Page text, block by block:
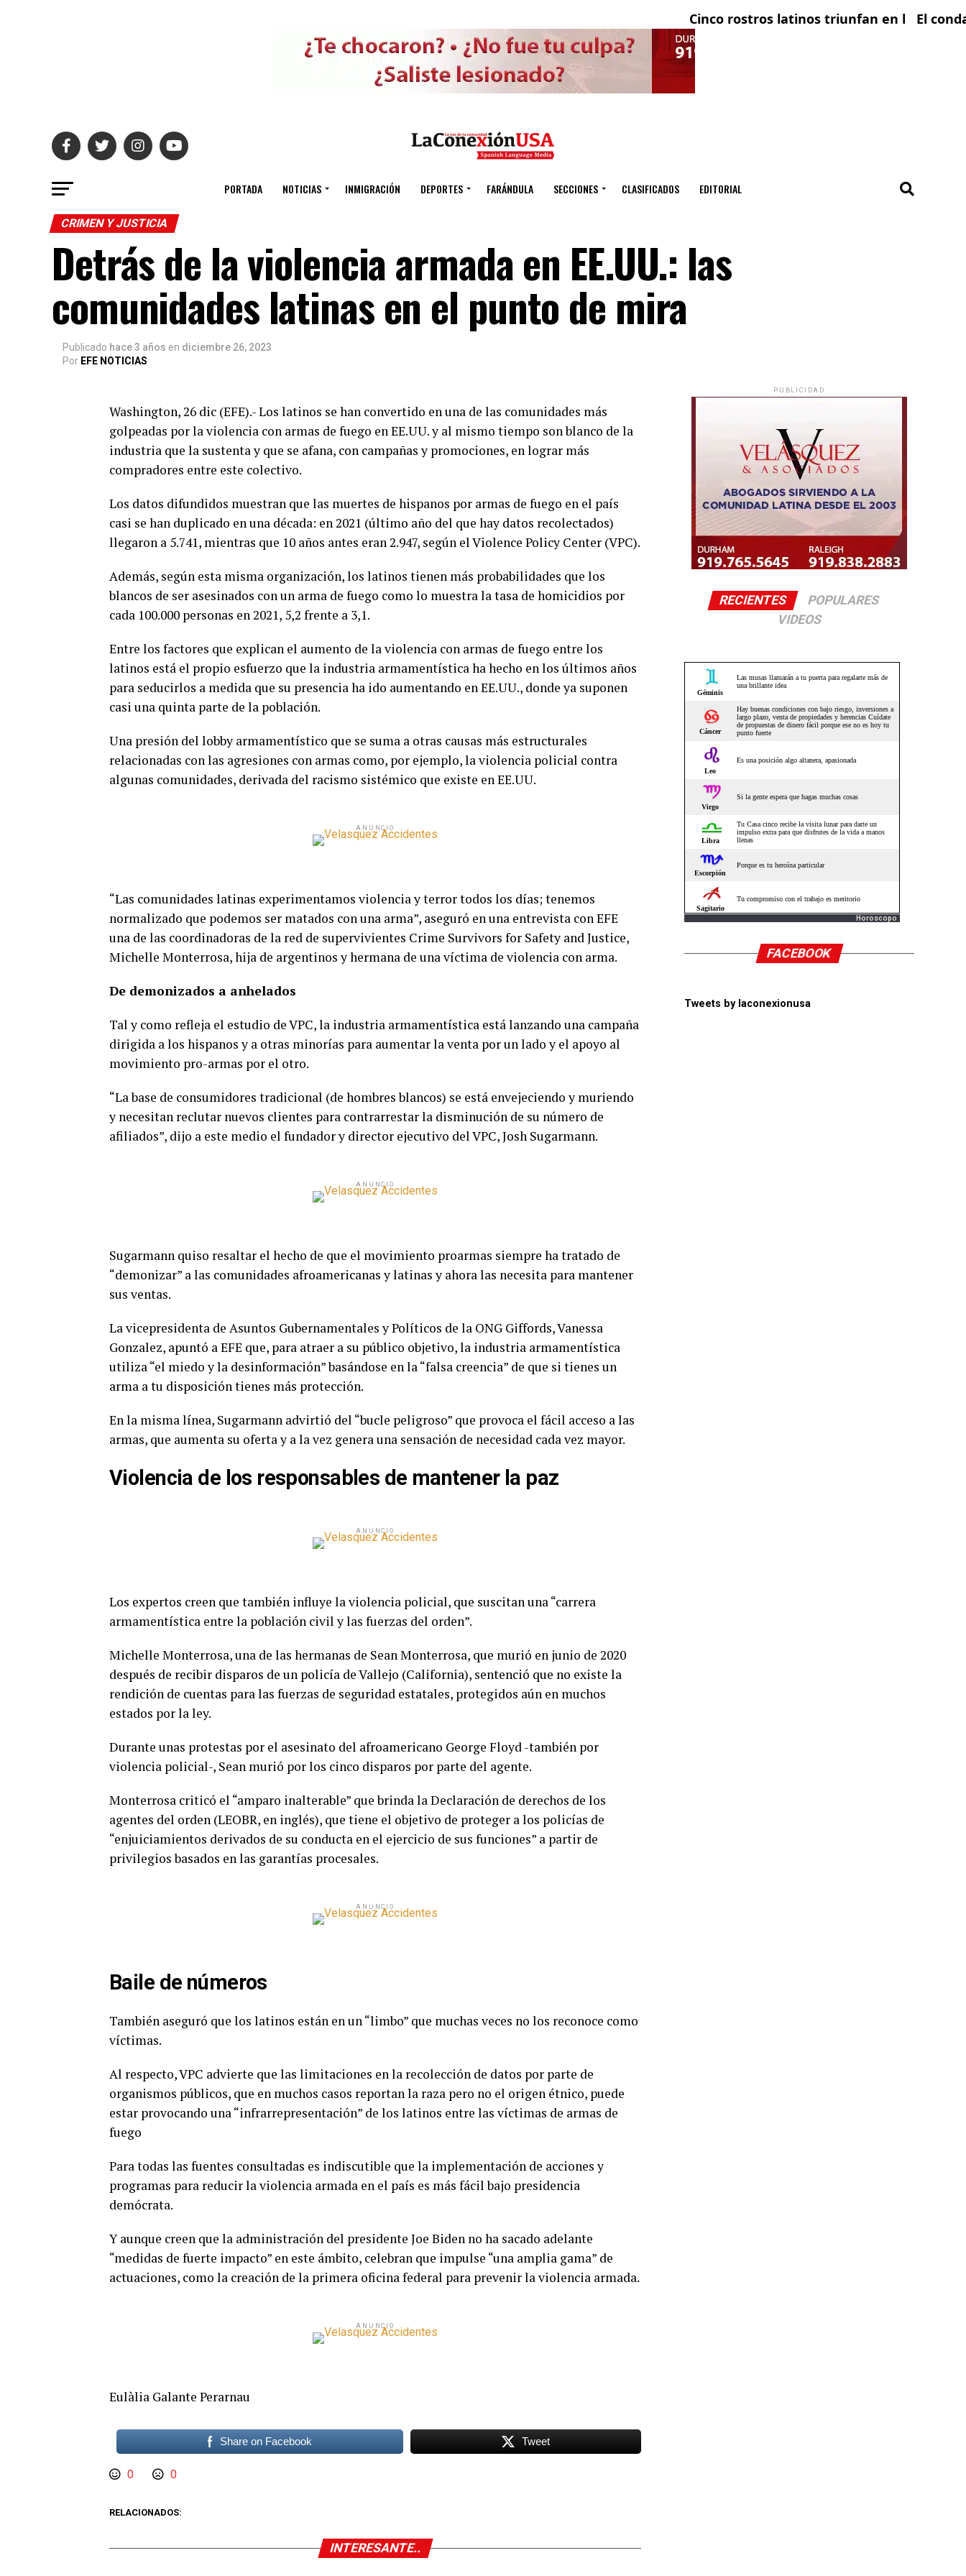
Cinco rostros latinos triunfan en la televisión
El condado
PORTADA NOTICIAS INMIGRACIÓN DEPORTES FARÁNDULA SECCIONES CLASIFICADOS EDITORIAL
CRIMEN Y JUSTICIA
Detrás de la violencia armada en EE.UU.: las
comunidades latinas en el punto de mira
Publicado hace 3 años en diciembre 26, 2023
Por EFE NOTICIAS
Washington, 26 dic (EFE).- Los latinos se han convertido en una de las comunidades más
golpeadas por la violencia con armas de fuego en EE.UU. y al mismo tiempo son blanco de la
industria que la sustenta y que se afana, con campañas y promociones, en lograr más
compradores entre este colectivo.
Los datos difundidos muestran que las muertes de hispanos por armas de fuego en el país
casi se han duplicado en una década: en 2021 (último año del que hay datos recolectados)
llegaron a 5.741, mientras que 10 años antes eran 2.947, según el Violence Policy Center (VPC).
Además, según esta misma organización, los latinos tienen más probabilidades que los
blancos de ser asesinados con un arma de fuego como lo muestra la tasa de homicidios por
cada 100.000 personas en 2021, 5,2 frente a 3,1.
Entre los factores que explican el aumento de la violencia con armas de fuego entre los
latinos está el propio esfuerzo que la industria armamentística ha hecho en los últimos años
para seducirlos a medida que su presencia ha ido aumentando en EE.UU., donde ya suponen
casi una quinta parte de la población.
Una presión del lobby armamentístico que se suma a otras causas más estructurales
relacionadas con las agresiones con armas como, por ejemplo, la violencia policial contra
algunas comunidades, derivada del racismo sistémico que existe en EE.UU.
ANUNCIO
“Las comunidades latinas experimentamos violencia y terror todos los días; tenemos
normalizado que podemos ser matados con una arma”, aseguró en una entrevista con EFE
una de las coordinadoras de la red de supervivientes Crime Survivors for Safety and Justice,
Michelle Monterrosa, hija de argentinos y hermana de una víctima de violencia con arma.
De demonizados a anhelados
Tal y como refleja el estudio de VPC, la industria armamentística está lanzando una campaña
dirigida a los hispanos y a otras minorías para aumentar la venta por un lado y el apoyo al
movimiento pro-armas por el otro.
“La base de consumidores tradicional (de hombres blancos) se está envejeciendo y muriendo
y necesitan reclutar nuevos clientes para contrarrestar la disminución de su número de
afiliados”, dijo a este medio el fundador y director ejecutivo del VPC, Josh Sugarmann.
ANUNCIO
Sugarmann quiso resaltar el hecho de que el movimiento proarmas siempre ha tratado de
“demonizar” a las comunidades afroamericanas y latinas y ahora las necesita para mantener
sus ventas.
La vicepresidenta de Asuntos Gubernamentales y Políticos de la ONG Giffords, Vanessa
Gonzalez, apuntó a EFE que, para atraer a su público objetivo, la industria armamentística
utiliza “el miedo y la desinformación” basándose en la “falsa creencia” de que si tienes un
arma a tu disposición tienes más protección.
En la misma línea, Sugarmann advirtió del “bucle peligroso” que provoca el fácil acceso a las
armas, que aumenta su oferta y a la vez genera una sensación de necesidad cada vez mayor.
Violencia de los responsables de mantener la paz
ANUNCIO
Los expertos creen que también influye la violencia policial, que suscitan una “carrera
armamentística entre la población civil y las fuerzas del orden”.
Michelle Monterrosa, una de las hermanas de Sean Monterrosa, que murió en junio de 2020
después de recibir disparos de un policía de Vallejo (California), sentenció que no existe la
rendición de cuentas para las fuerzas de seguridad estatales, protegidos aún en muchos
estados por la ley.
Durante unas protestas por el asesinato del afroamericano George Floyd -también por
violencia policial-, Sean murió por los cinco disparos por parte del agente.
Monterrosa criticó el “amparo inalterable” que brinda la Declaración de derechos de los
agentes del orden (LEOBR, en inglés), que tiene el objetivo de proteger a los policías de
“enjuiciamientos derivados de su conducta en el ejercicio de sus funciones” a partir de
privilegios basados en las garantías procesales.
ANUNCIO
Baile de números
También aseguró que los latinos están en un “limbo” que muchas veces no los reconoce como
víctimas.
Al respecto, VPC advierte que las limitaciones en la recolección de datos por parte de
organismos públicos, que en muchos casos reportan la raza pero no el origen étnico, puede
estar provocando una “infrarrepresentación” de los latinos entre las víctimas de armas de
fuego
Para todas las fuentes consultadas es indiscutible que la implementación de acciones y
programas para reducir la violencia armada en el país es más fácil bajo presidencia
demócrata.
Y aunque creen que la administración del presidente Joe Biden no ha sacado adelante
“medidas de fuerte impacto” en este ámbito, celebran que impulse “una amplia gama” de
actuaciones, como la creación de la primera oficina federal para prevenir la violencia armada.
ANUNCIO
Eulàlia Galante Perarnau
Share on Facebook Tweet
0 0
RELACIONADOS:
INTERESANTE..
PUBLICIDAD
RECIENTES
POPULARES
VIDEOS
Horoscopo
FACEBOOK
Tweets by laconexionusa